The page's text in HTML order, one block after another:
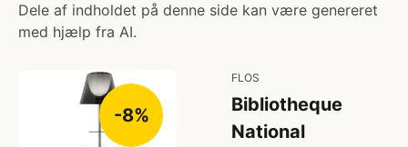
Dele af indholdet på denne side kan være genereret
med hjælp fra AI.
-8%
FLOS
Bibliotheque
National